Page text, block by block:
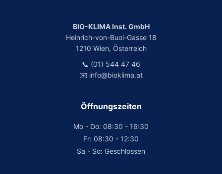
BIO-KLIMA Inst. GmbH
Heinrich-von-Buol-Gasse 18
1210 Wien, Österreich
📞 (01) 544 47 46
✉️ info@bioklima.at
Öffnungszeiten
Mo - Do: 08:30 - 16:30
Fr: 08:30 - 12:30
Sa - So: Geschlossen